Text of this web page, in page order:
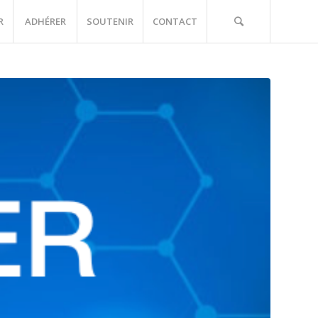
ADHÉRER SOUTENIR CONTACT